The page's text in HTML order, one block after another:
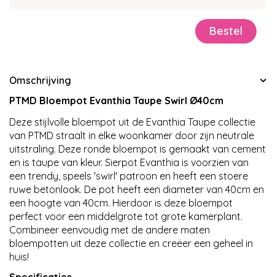
Omschrijving
PTMD Bloempot Evanthia Taupe Swirl Ø40cm
Deze stijlvolle bloempot uit de Evanthia Taupe collectie
van PTMD straalt in elke woonkamer door zijn neutrale
uitstraling. Deze ronde bloempot is gemaakt van cement
en is taupe van kleur. Sierpot Evanthia is voorzien van
een trendy, speels 'swirl' patroon en heeft een stoere
ruwe betonlook. De pot heeft een diameter van 40cm en
een hoogte van 40cm. Hierdoor is deze bloempot
perfect voor een middelgrote tot grote kamerplant.
Combineer eenvoudig met de andere maten
bloempotten uit deze collectie en creëer een geheel in
huis!